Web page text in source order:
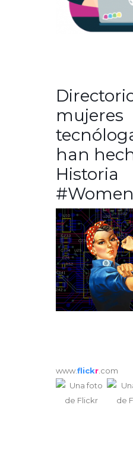
mujeres
han
Historia
www.flickr.com